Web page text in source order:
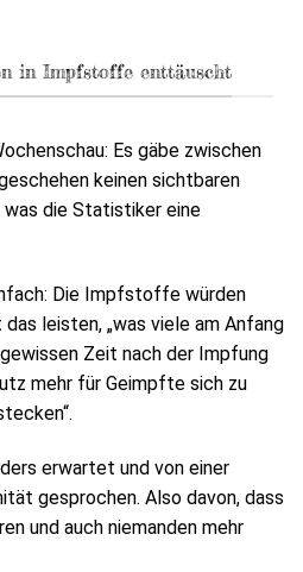
in Impfstoffe enttäuscht
Es gäbe zwischen
keinen sichtbaren
was die Statistiker eine
Die Impfstoffe würden
leisten, „was viele am Anfang
Zeit nach der Impfung
mehr für Geimpfte sich zu
erwartet und von einer
gesprochen. Also davon, dass
und auch niemanden mehr